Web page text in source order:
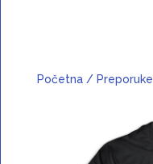
Početna/ Preporuke